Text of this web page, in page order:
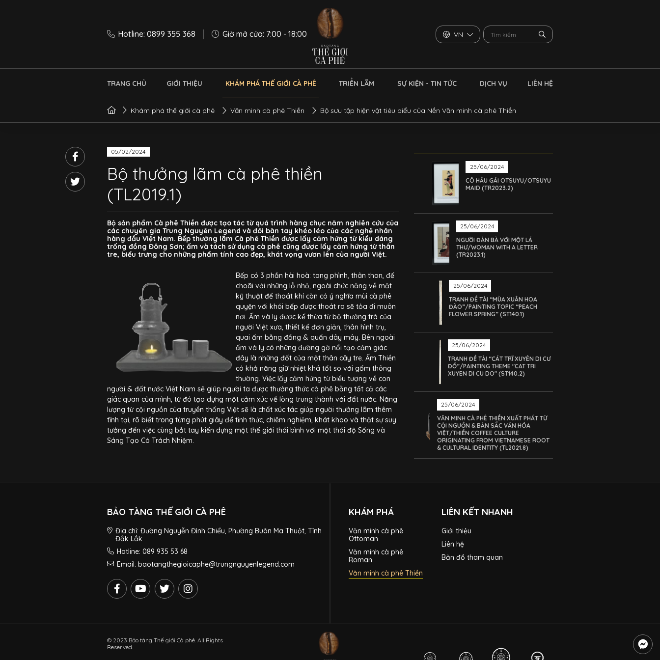
Hotline: 0899 355 368 Giờ mở cửa: 7:00 - 18:00 VN
TRANG CHỦ GIỚI THIỆU KHÁM PHÁ THẾ GIỚI CÀ PHÊ TRIỂN LÃM SỰ KIỆN - TIN TỨC DỊCH VỤ LIÊN HỆ
Khám phá thế giới cà phê Văn minh cà phê Thiền Bộ sưu tập hiện vật tiêu biểu của Nền Văn minh cà phê Thiền
05/02/2024
Bộ thưởng lãm cà phê thiền
(TL2019.1)
Bộ sản phẩm Cà phê Thiền được tạo tác từ quá trình hàng chục năm nghiên cứu của
các chuyên gia Trung Nguyên Legend và đôi bàn tay khéo léo của các nghệ nhân
hàng đầu Việt Nam. Bếp thưởng lãm Cà phê Thiền được lấy cảm hứng từ kiểu dáng
trống đồng Đông Sơn; ấm và tách sử dụng cà phê cũng được lấy cảm hứng từ thân
tre, biểu trưng cho những phẩm tính cao đẹp, khát vọng vươn lên của người Việt.
Bếp có 3 phần hài hoà: tang phình, thân thon, đế
choãi với những lỗ nhỏ, ngoài chức năng về mặt
kỹ thuật để thoát khí còn có ý nghĩa mùi cà phê
quyện với khói bếp được thoát ra sẽ tỏa đi muôn
nơi. Ấm và ly được kế thừa từ bộ thưởng trà của
người Việt xưa, thiết kế đơn giản, thân hình trụ,
quai ấm bằng đồng & quấn dây mây. Bên ngoài
ấm và ly có những đường gờ nổi tạo cảm giác
đây là những đốt của một thân cây tre. Ấm Thiền
có khả năng giữ nhiệt khá tốt so với gốm thông
thường. Việc lấy cảm hứng từ biểu tượng về con
người & đất nước Việt Nam sẽ giúp người ta được thưởng thức cà phê bằng tất cả các
giác quan của mình, từ đó tạo dựng một cảm xúc về lòng trung thành với đất nước. Năng
lượng từ cội nguồn của truyền thống Việt sẽ là chất xúc tác giúp người thưởng lãm thêm
tĩnh tại, rõ biết trong từng phút giây để tỉnh thức, chiêm nghiệm, khát khao và thật sự suy
tưởng đến việc cùng bắt tay kiến dựng một thế giới thái bình với một thái độ Sống và
Sáng Tạo Có Trách Nhiệm.
25/06/2024
CÔ HẦU GÁI OTSUYU/OTSUYU
MAID (TR2023.2)
25/06/2024
NGƯỜI ĐÀN BÀ VỚI MỘT LÁ
THƯ/WOMAN WITH A LETTER
(TR2023.1)
25/06/2024
TRANH ĐỀ TÀI “MÙA XUÂN HOA
ĐÀO”/PAINTING TOPIC “PEACH
FLOWER SPRING” (ST140.1)
25/06/2024
TRANH ĐỀ TÀI “CÁT TRĨ XUYÊN DI CƯ
ĐỒ”/PAINTING THEME "CAT TRI
XUYEN DI CU DO" (ST140.2)
25/06/2024
VĂN MINH CÀ PHÊ THIỀN XUẤT PHÁT TỪ
CỘI NGUỒN & BẢN SẮC VĂN HÓA
VIỆT/THIỀN COFFEE CULTURE
ORIGINATING FROM VIETNAMESE ROOT
& CULTURAL IDENTITY (TL2021.8)
BẢO TÀNG THẾ GIỚI CÀ PHÊ
Địa chỉ: Đường Nguyễn Đình Chiểu, Phường Buôn Ma Thuột, Tỉnh
Đắk Lắk
Hotline: 089 935 53 68
Email: baotangthegioicaphe@trungnguyenlegend.com
KHÁM PHÁ
Văn minh cà phê
Ottoman
Văn minh cà phê
Roman
Văn minh cà phê Thiền
LIÊN KẾT NHANH
Giới thiệu
Liên hệ
Bản đồ tham quan
© 2023 Bảo tàng Thế giới Cà phê. All Rights
Reserved.